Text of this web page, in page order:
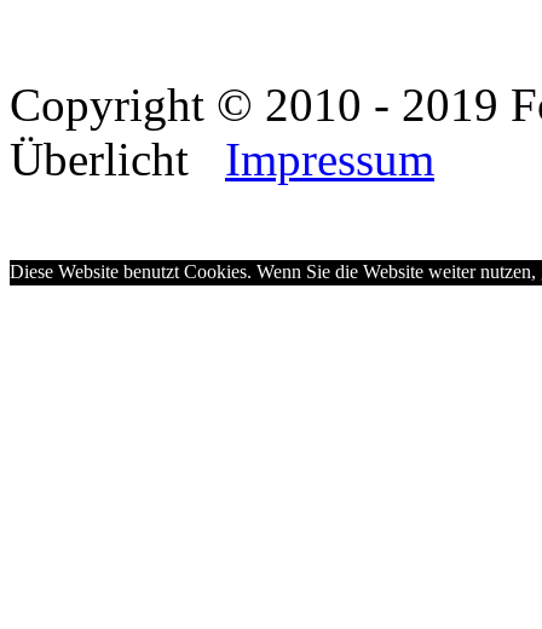
Copyright © 2010 - 2019
Überlicht Impressum
Diese Website benutzt Cookies. Wenn Sie die Website weiter